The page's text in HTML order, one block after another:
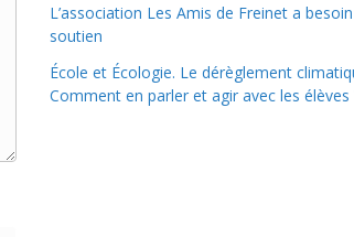
L’association Les Amis de Freinet a
soutien
École et Écologie. Le dérèglement
Comment en parler et agir avec les élèves